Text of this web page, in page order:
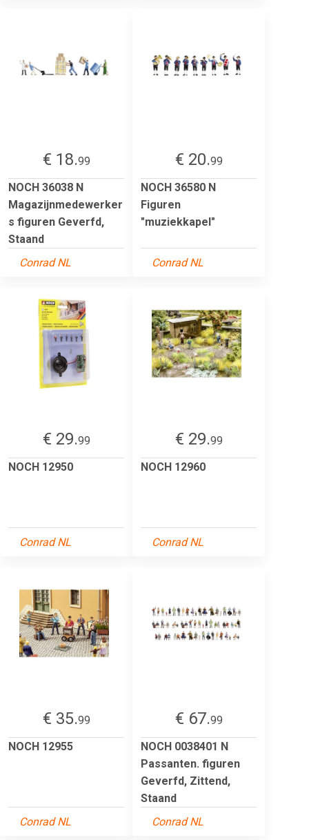
€ 18.99
NOCH 36038 N
Magazijnmedewerker
s figuren Geverfd,
Staand
Conrad NL
€ 20.99
NOCH 36580 N
Figuren
"muziekkapel"
Conrad NL
€ 29.99
NOCH 12950
Conrad NL
€ 29.99
NOCH 12960
Conrad NL
€ 35.99
NOCH 12955
Conrad NL
€ 67.99
NOCH 0038401 N
Passanten. figuren
Geverfd, Zittend,
Staand
Conrad NL